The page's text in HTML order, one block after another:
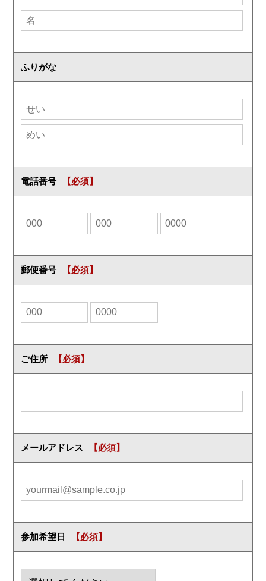
ふりがな
電話番号
郵便番号
ご住所
メールアドレス
参加希望日